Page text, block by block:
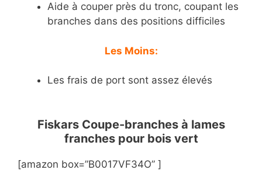
Aide à couper près du tronc, coupant les
branches dans des positions difficiles
Les Moins:
Les frais de port sont assez élevés
Fiskars Coupe-branches à lames
franches pour bois vert
[amazon box=”B0017VF34O” ]